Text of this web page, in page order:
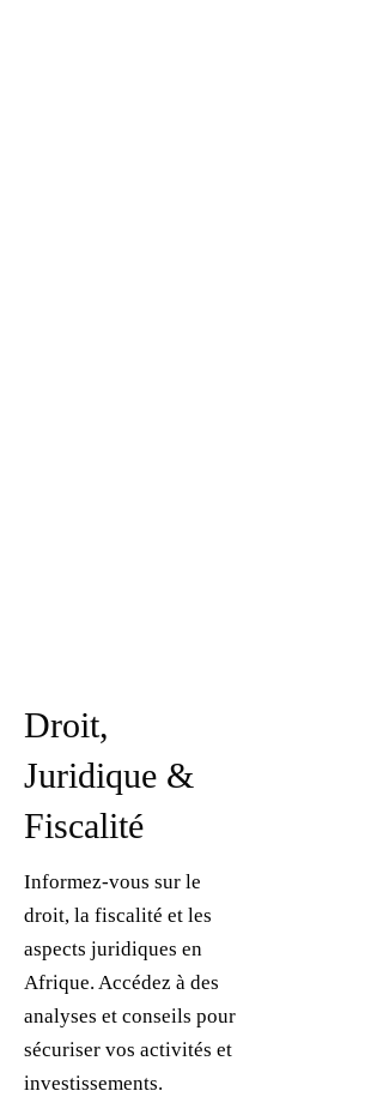
Droit,
Juridique &
Fiscalité
Informez-vous sur le
droit, la fiscalité et les
aspects juridiques en
Afrique. Accédez à des
analyses et conseils pour
sécuriser vos activités et
investissements.